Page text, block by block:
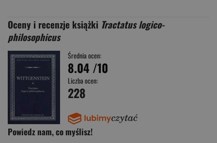
Oceny i recenzje książki Tractatus logico-
philosophicus
Średnia ocen:
8.04 /10
Liczba ocen:
228
Powiedz nam, co myślisz!